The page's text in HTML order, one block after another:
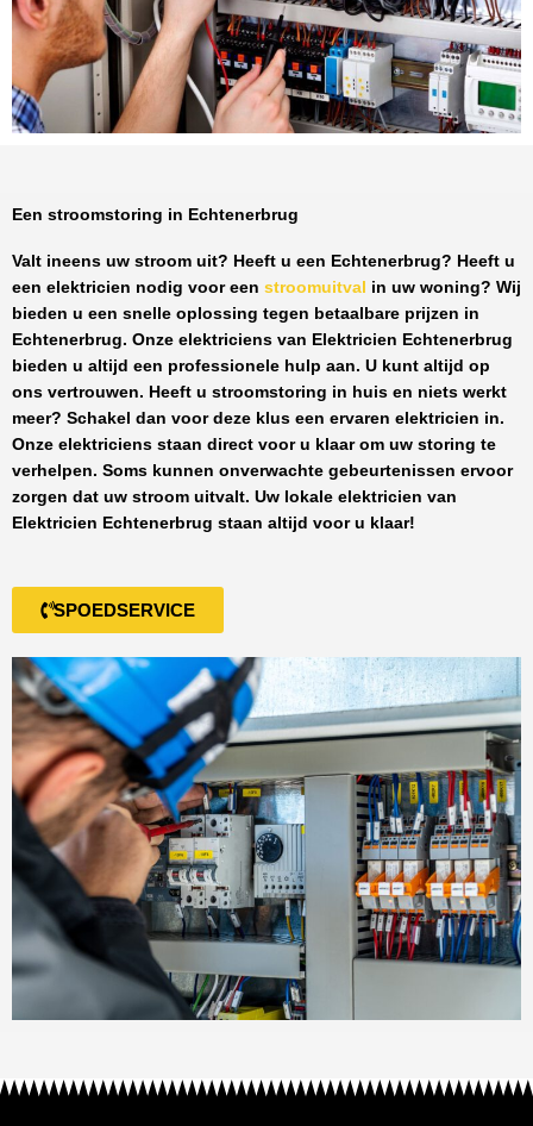
Een stroomstoring in Echtenerbrug
Valt ineens uw stroom uit? Heeft u een Echtenerbrug? Heeft u
een elektricien nodig voor een stroomuitval in uw woning? Wij
bieden u een snelle oplossing tegen betaalbare prijzen in
Echtenerbrug. Onze elektriciens van Elektricien Echtenerbrug
bieden u altijd een professionele hulp aan. U kunt altijd op
ons vertrouwen. Heeft u stroomstoring in huis en niets werkt
meer? Schakel dan voor deze klus een ervaren elektricien in.
Onze elektriciens staan direct voor u klaar om uw storing te
verhelpen. Soms kunnen onverwachte gebeurtenissen ervoor
zorgen dat uw stroom uitvalt. Uw lokale elektricien van
Elektricien Echtenerbrug staan altijd voor u klaar!
SPOEDSERVICE